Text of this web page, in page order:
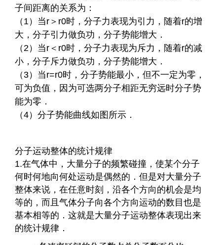
子间距离的关系为：
（1）当r＞r0时，分子力表现为引力，随着r的增
大，分子引力做负功，分子势能增大．
（2）当r＜r0时，分子力表现为斥力，随着r的减
小，分子斥力做负功，分子势能增大．
（3）当r=r0时，分子势能最小，但不一定为零，
可为负值，因为可选两分子相距无穷远时分子势
能为零．
（4）分子势能曲线如图所示．
分子运动整体的统计规律
1.在气体中，大量分子的频繁碰撞，使某个分子
何时何地向何处运动是偶然的．但是对大量分子
整体来说，在任意时刻，沿各个方向的机会是均
等的，而且气体分子向各个方向运动的数目也是
基本相等的．这就是大量分子运动整体表现出来
的统计规律．